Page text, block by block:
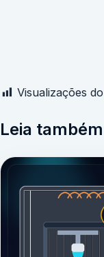
Visualizações
Leia também